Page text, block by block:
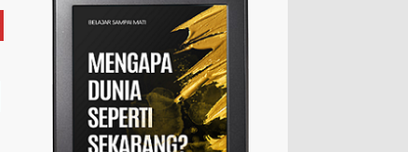
Apa yang Disebut Badan Golgi?
Ilustrasi/utakatikotak.com Badan Golgi
(disebut pula aparatus Golgi, kompleks
Golgi, atau diktiosom) adalah organel
yang dikaitkan denga...
Apakah UFO Benar-benar Ada?